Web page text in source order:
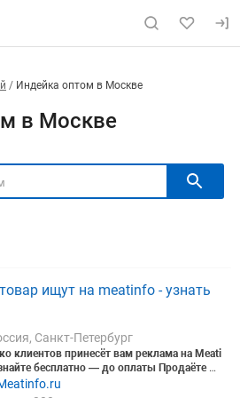
Индейка оптом в Москве
в Москве
ищут на meatinfo - узнать
Санкт-Петербург
клиентов принесёт вам реклама на Meati
бесплатно — до оплаты Продаёте м
или скот оптом? Прежде чем